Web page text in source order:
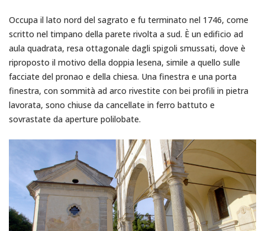
Occupa il lato nord del sagrato e fu terminato nel 1746, come
scritto nel timpano della parete rivolta a sud. È un edificio ad
aula quadrata, resa ottagonale dagli spigoli smussati, dove è
riproposto il motivo della doppia lesena, simile a quello sulle
facciate del pronao e della chiesa. Una finestra e una porta
finestra, con sommità ad arco rivestite con bei profili in pietra
lavorata, sono chiuse da cancellate in ferro battuto e
sovrastate da aperture polilobate.